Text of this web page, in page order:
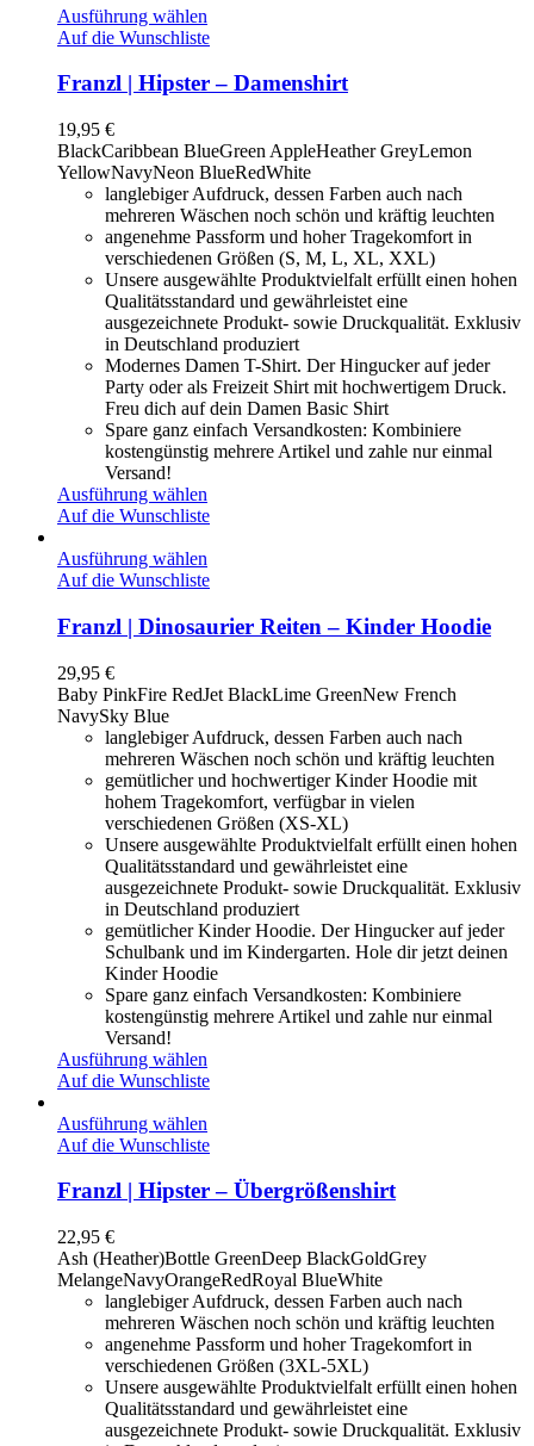
Ausführung wählen
Auf die Wunschliste
Franzl | Hipster – Damenshirt
19,95 €
BlackCaribbean BlueGreen AppleHeather GreyLemon
YellowNavyNeon BlueRedWhite
langlebiger Aufdruck, dessen Farben auch nach
mehreren Wäschen noch schön und kräftig leuchten
angenehme Passform und hoher Tragekomfort in
verschiedenen Größen (S, M, L, XL, XXL)
Unsere ausgewählte Produktvielfalt erfüllt einen hohen
Qualitätsstandard und gewährleistet eine
ausgezeichnete Produkt- sowie Druckqualität. Exklusiv
in Deutschland produziert
Modernes Damen T-Shirt. Der Hingucker auf jeder
Party oder als Freizeit Shirt mit hochwertigem Druck.
Freu dich auf dein Damen Basic Shirt
Spare ganz einfach Versandkosten: Kombiniere
kostengünstig mehrere Artikel und zahle nur einmal
Versand!
Ausführung wählen
Auf die Wunschliste
Ausführung wählen
Auf die Wunschliste
Franzl | Dinosaurier Reiten – Kinder Hoodie
29,95 €
Baby PinkFire RedJet BlackLime GreenNew French
NavySky Blue
langlebiger Aufdruck, dessen Farben auch nach
mehreren Wäschen noch schön und kräftig leuchten
gemütlicher und hochwertiger Kinder Hoodie mit
hohem Tragekomfort, verfügbar in vielen
verschiedenen Größen (XS-XL)
Unsere ausgewählte Produktvielfalt erfüllt einen hohen
Qualitätsstandard und gewährleistet eine
ausgezeichnete Produkt- sowie Druckqualität. Exklusiv
in Deutschland produziert
gemütlicher Kinder Hoodie. Der Hingucker auf jeder
Schulbank und im Kindergarten. Hole dir jetzt deinen
Kinder Hoodie
Spare ganz einfach Versandkosten: Kombiniere
kostengünstig mehrere Artikel und zahle nur einmal
Versand!
Ausführung wählen
Auf die Wunschliste
Ausführung wählen
Auf die Wunschliste
Franzl | Hipster – Übergrößenshirt
22,95 €
Ash (Heather)Bottle GreenDeep BlackGoldGrey
MelangeNavyOrangeRedRoyal BlueWhite
langlebiger Aufdruck, dessen Farben auch nach
mehreren Wäschen noch schön und kräftig leuchten
angenehme Passform und hoher Tragekomfort in
verschiedenen Größen (3XL-5XL)
Unsere ausgewählte Produktvielfalt erfüllt einen hohen
Qualitätsstandard und gewährleistet eine
ausgezeichnete Produkt- sowie Druckqualität. Exklusiv